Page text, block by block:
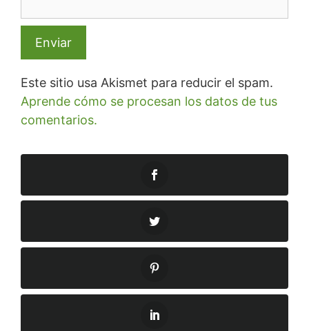
Este sitio usa Akismet para reducir el spam.
Aprende cómo se procesan los datos de tus
comentarios.